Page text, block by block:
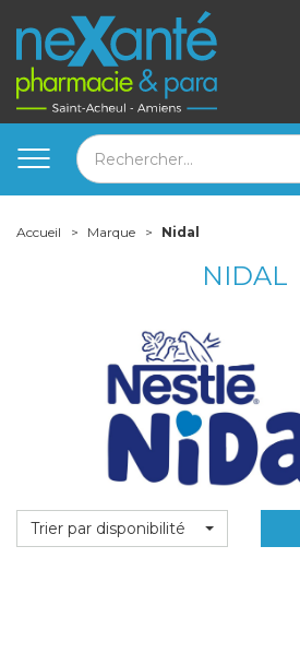
Accueil Marque Nidal
NIDAL
Trier par disponibilité